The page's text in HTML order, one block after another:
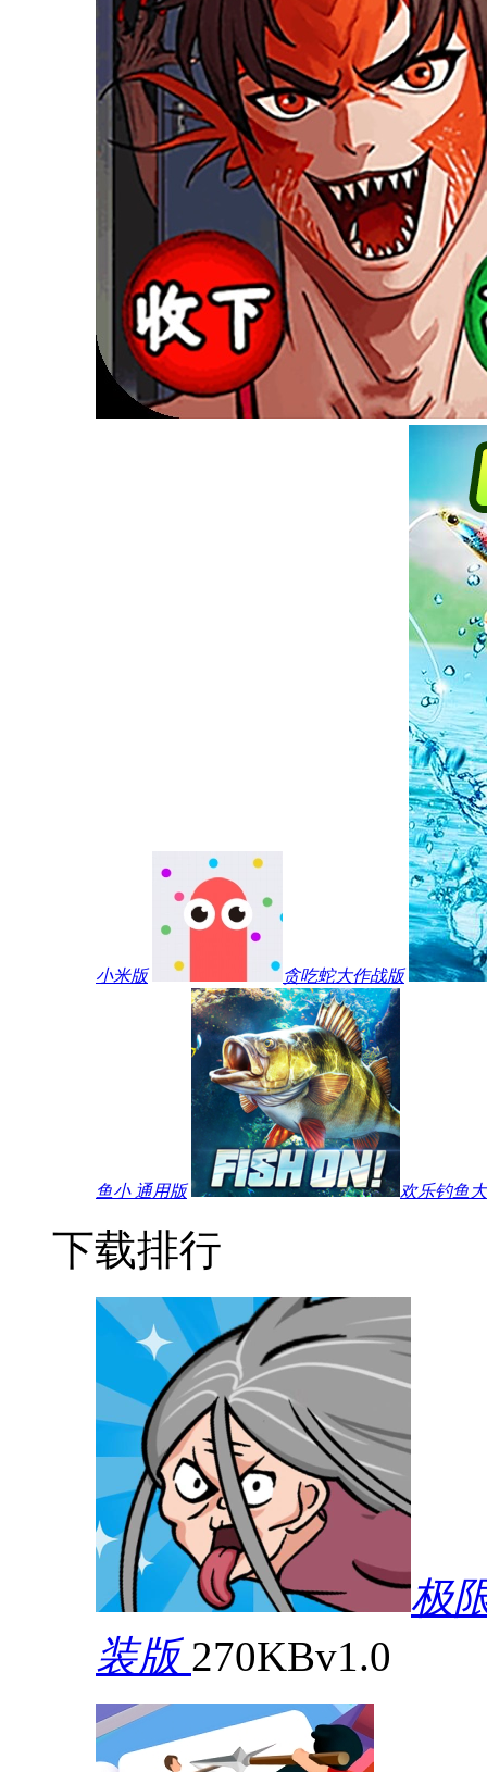
小米版 贪吃蛇大作战版
鱼小 通用版 欢乐钓鱼
下载排行
极
装版 270KBv1.0